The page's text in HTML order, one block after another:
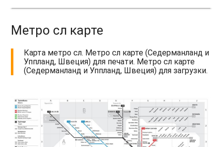
Метро сл карте
Карта метро сл. Метро сл карте (Седерманланд и
Уппланд, Швеция) для печати. Метро сл карте
(Седерманланд и Уппланд, Швеция) для загрузки.